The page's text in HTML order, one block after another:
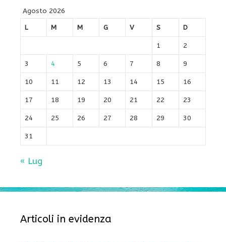
Agosto 2026
L
M M G V S D
1 2
3 4 5 6 7 8 9
10 11 12 13 14 15 16
17 18 19 20 21 22 23
24 25 26 27 28 29 30
31
« Lug
Articoli in evidenza